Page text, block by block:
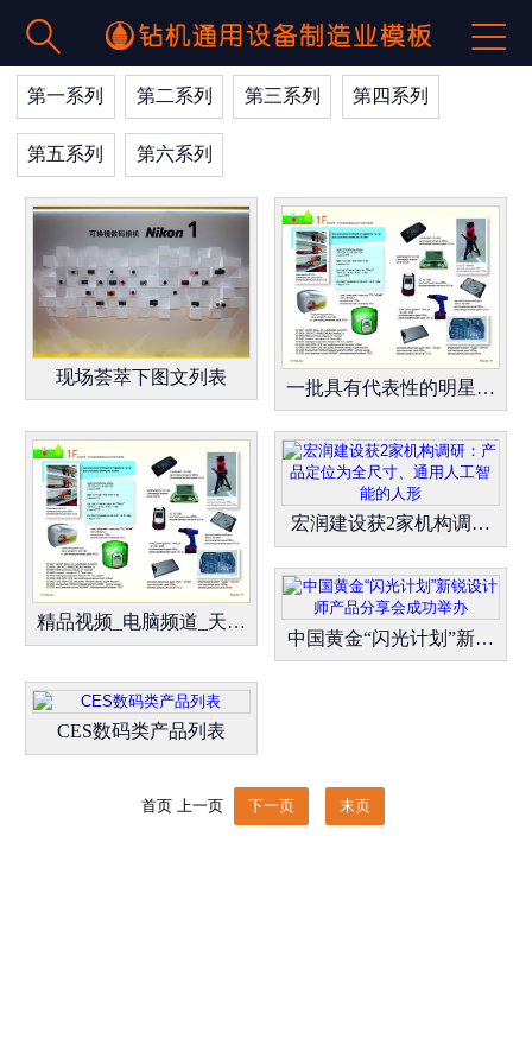


产品展示PRODUCTS 返回 >
第一系列 第二系列 第三系列 第四系列
第五系列 第六系列
现场荟萃下图文列表 一批具有代表性的明星产品
精品视频_电脑频道_天极网
宏润建设获2家机构调研：
中国黄金“闪光计划”新锐设
CES数码类产品列表
首页 上一页 下一页 末页

